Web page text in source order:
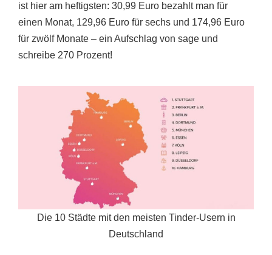
ist hier am heftigsten: 30,99 Euro bezahlt man für
einen Monat, 129,96 Euro für sechs und 174,96 Euro
für zwölf Monate – ein Aufschlag von sage und
schreibe 270 Prozent!
Die 10 Städte mit den meisten Tinder-Usern in
Deutschland